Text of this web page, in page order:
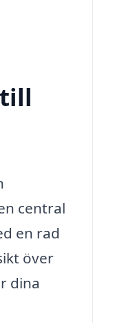
central
en rad
över
dina